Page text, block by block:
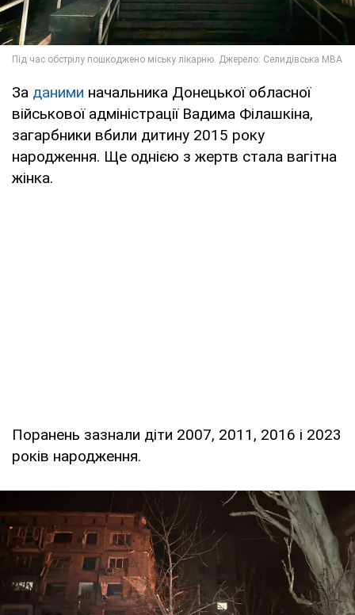
За даними начальника Донецької обласної
військової адміністрації Вадима Філашкіна,
загарбники вбили дитину 2015 року
народження. Ще однією з жертв стала вагітна
жінка.
Поранень зазнали діти 2007, 2011, 2016 і 2023
років народження.